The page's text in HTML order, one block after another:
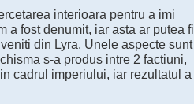
interioara pentru a imi
a fost denumit, iar asta ar putea fi
din Lyra. Unele aspecte sunt
s-a produs intre 2 factiuni,
cadrul imperiului, iar rezultatul a